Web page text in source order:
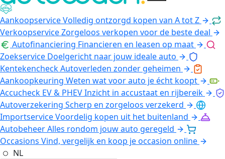
AankoopserviceVolledig ontzorgd kopen van A tot Z
VerkoopserviceZorgeloos verkopen voor de beste deal
Autofinanciering Financieren en leasen op maat
Zoekservice Doelgericht naar jouw ideale auto
KentekencheckAutoverleden zonder geheimen
Aankoopkeuring Weten wat voor auto je écht koopt
Accucheck EV & PHEVInzicht in accustaat en rijbereik
Autoverzekering Scherp en zorgeloos verzekerd
ImportserviceVoordelig kopen uit het buitenland
AutobeheerAlles rondom jouw auto geregeld
Occasions Vind, vergelijk en koop je occasion online
NL